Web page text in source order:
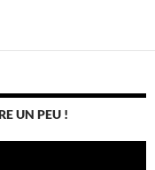
UN PEU !